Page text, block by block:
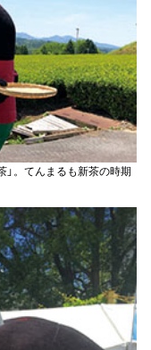
」。てんまるも新茶の時期